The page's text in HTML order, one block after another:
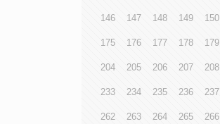
146 147 148 149 150
175 176 177 178 179
204 205 206 207 208
233 234 235 236 237
262 263 264 265 266